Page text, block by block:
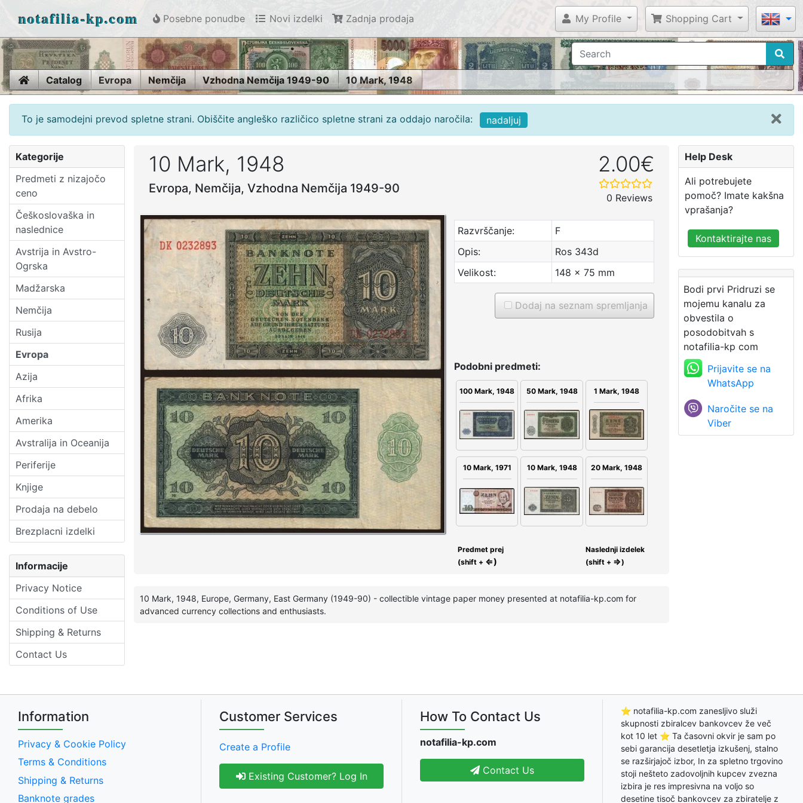
notafilia-kp.com Posebne ponudbe Novi izdelki Zadnja prodaja My Profile Shopping Cart
HomeCatalog Evropa Nemčija Vzhodna Nemčija 1949-90 10 Mark, 1948
To je samodejni prevod spletne strani. Obiščite angleško različico spletne strani za oddajo naročila: nadaljuj
Kategorije
Predmeti z nizajočo
ceno
Češkoslovaška in
naslednice
Avstrija in Avstro-
Ogrska
Madžarska
Nemčija
Rusija
Evropa
Azija
Afrika
Amerika
Avstralija in Oceanija
Periferije
Knjige
Prodaja na debelo
Brezplacni izdelki
Informacije
Privacy Notice
Conditions of Use
Shipping & Returns
Contact Us
10 Mark, 1948
Evropa, Nemčija, Vzhodna Nemčija 1949-90
2.00€
0 Reviews
Razvrščanje:
F
Opis:
Ros 343d
Velikost:
148 x 75 mm
Dodaj na seznam spremljanja
Podobni predmeti:
100 Mark, 1948 50 Mark, 1948 1 Mark, 1948
10 Mark, 1971 10 Mark, 1948 20 Mark, 1948
Predmet prej
(shift + ⇐)
Naslednji izdelek
(shift + ⇒)
10 Mark, 1948, Europe, Germany, East Germany (1949-90) - collectible vintage paper money presented at notafilia-kp.com for
advanced currency collections and enthusiasts.
Help Desk
Ali potrebujete
pomoč? Imate kakšna
vprašanja?
Kontaktirajte nas
Bodi prvi Pridruzi se
mojemu kanalu za
obvestila o
posodobitvah s
notafilia-kp com
Prijavite se na
WhatsApp
Naročite se na
Viber
Information
Privacy & Cookie Policy
Terms & Conditions
Shipping & Returns
Banknote grades
Customer Services
Create a Profile
Existing Customer? Log In
How To Contact Us
notafilia-kp.com
Contact Us
⭐ notafilia-kp.com zanesljivo služi
skupnosti zbiralcev bankovcev že več
kot 10 let ⭐ Ta časovni okvir je sam po
sebi garancija desetletja izkušenj, stalno
se razširjajoč izbor, In za spletno trgovino
stoji nešteto zadovoljnih kupcev zvezna
izbira je res impresivna na voljo so
desetine tisoč bankovcev za zbiratelje z